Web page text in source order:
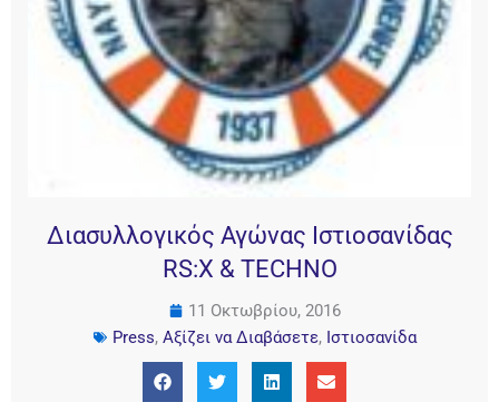
Διασυλλογικός Αγώνας Ιστιοσανίδας
RS:X & TECHNO
11 Οκτωβρίου, 2016
Press, Αξίζει να Διαβάσετε, Ιστιοσανίδα